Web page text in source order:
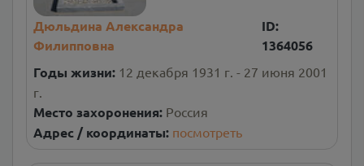
Дюльдина Александра
Филипповна
ID:
1364056
Годы жизни: 12 декабря 1931 г. - 27 июня 2001
г.
Место захоронения: Россия
Адрес / координаты: посмотреть